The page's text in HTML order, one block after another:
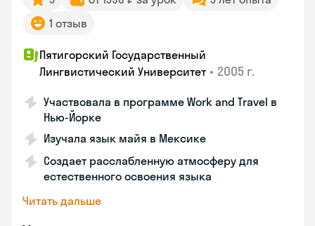
1 отзыв
Пятигорский Государственный
Лингвистический Университет • 2005 г.
Участвовала в программе Work and Travel в
Нью-Йорке
Изучала язык майя в Мексике
Создает расслабленную атмосферу для
естественного освоения языка
Читать дальше